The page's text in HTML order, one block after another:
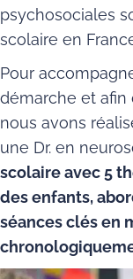
psychosociales
scolaire en
Pour
démarche et afin
nous avons
une Dr. en
scolaire avec 5
des enfants,
séances clés en